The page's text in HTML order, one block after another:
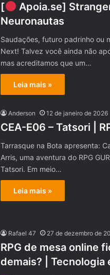
[
Apoia.se]
Neuronautas
Saudações, futuro padrinho ou
Next! Talvez você ainda não
mas acreditamos que um…
Leia mais »
Anderson 12 de janeiro de 2026
CEA-E06 – Tatsori |
Tarrasque na Bota apresenta:
Arris, uma aventura do RPG
Tatsori. Em meio…
Leia mais »
Rafael 47 27 de dezembro de
RPG de mesa online
demais? | Tecnologia